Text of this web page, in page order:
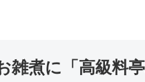
雑煮に「高級料